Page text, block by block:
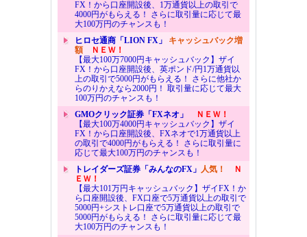
FX！から口座開設後、1万通貨以上の取引で
4000円がもらえる！ さらに取引量に応じて最
大100万円のチャンスも！
ヒロセ通商「LION FX」 キャッシュバック増
額ＮＥＷ！
【最大100万7000円キャッシュバック】ザイ
FX！から口座開設後、英ポンド/円1万通貨以
上の取引で5000円がもらえる！ さらに他社か
らのりかえなら2000円！ 取引量に応じて最大
100万円のチャンスも！
GMOクリック証券「FXネオ」
ＮＥＷ！
【最大100万4000円キャッシュバック】ザイ
FX！から口座開設後、FXネオで1万通貨以上
の取引で4000円がもらえる！ さらに取引量に
応じて最大100万円のチャンスも！
トレイダーズ証券「みんなのFX」 人気！
Ｎ
ＥＷ！
【最大101万円キャッシュバック】ザイFX！か
ら口座開設後、FX口座で5万通貨以上の取引で
5000円+シストレ口座で5万通貨以上の取引で
5000円がもらえる！ さらに取引量に応じて最
大100万円のチャンスも！